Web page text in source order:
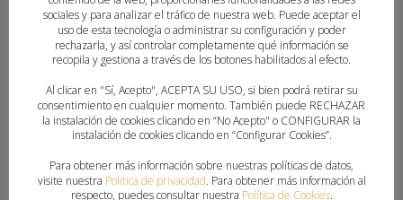
La Manga del Mar Menor acogerá, desde el sábado 9 hasta
el jueves 14, la gran cita del balonmano base nacional. El
Campeonato de España de Selecciones Autonómicas vuelve
PUBLICADO EN COMITE TECNICO ARBITROS,FEDERACION
ETIQUETADO BAJO:
ADRIÁN AROCA, ADRIÁN SIMÓ ,ÁLEX YUGEROS
ÁLVARO PADILLA ,CESA 2022,CESA LA MANGA DEL MAR MENOR ,COMITÉ
TÉCNICO DE ÁRBITROS ,DANIEL ORTS ,GUILLEM BAENA,IVÁN NAVARRO,
sociales y para analizar el tráfico de nuestra web. Puede aceptar el
uso de esta tecnología o administrar su configuración y poder
rechazarla, y así controlar completamente qué información se
recopila y gestiona a través de los botones habilitados al efecto.
Al clicar en "Sí, Acepto", ACEPTA SU USO, si bien podrá retirar su
consentimiento en cualquier momento. También puede RECHAZAR
la instalación de cookies clicando en “No Acepto" o CONFIGURAR la
instalación de cookies clicando en “Configurar Cookies”.
Para obtener más información sobre nuestras políticas de datos,
visite nuestra Política de privacidad. Para obtener más información al
respecto, puedes consultar nuestra Política de Cookies.